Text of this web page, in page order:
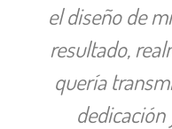
el diseño de
resultado,
quería